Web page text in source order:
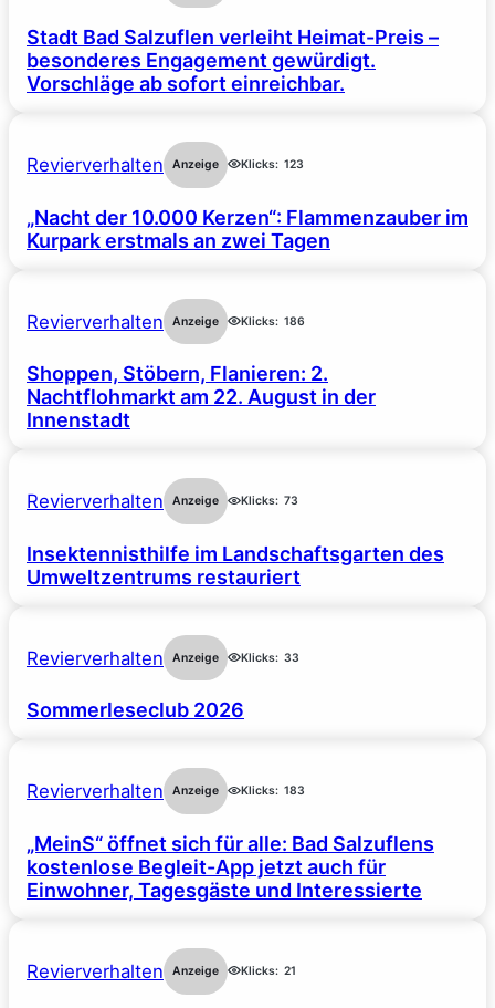
Stadt Bad Salzuflen verleiht Heimat-Preis –
besonderes Engagement gewürdigt.
Vorschläge ab sofort einreichbar.
Revierverhalten Anzeige Klicks: 123
„Nacht der 10.000 Kerzen“: Flammenzauber im
Kurpark erstmals an zwei Tagen
Revierverhalten Anzeige Klicks: 186
Shoppen, Stöbern, Flanieren: 2.
Nachtflohmarkt am 22. August in der
Innenstadt
Revierverhalten Anzeige Klicks: 73
Insektennisthilfe im Landschaftsgarten des
Umweltzentrums restauriert
Revierverhalten Anzeige Klicks: 33
Sommerleseclub 2026
Revierverhalten Anzeige Klicks: 183
„MeinS“ öffnet sich für alle: Bad Salzuflens
kostenlose Begleit-App jetzt auch für
Einwohner, Tagesgäste und Interessierte
Revierverhalten Anzeige Klicks: 21